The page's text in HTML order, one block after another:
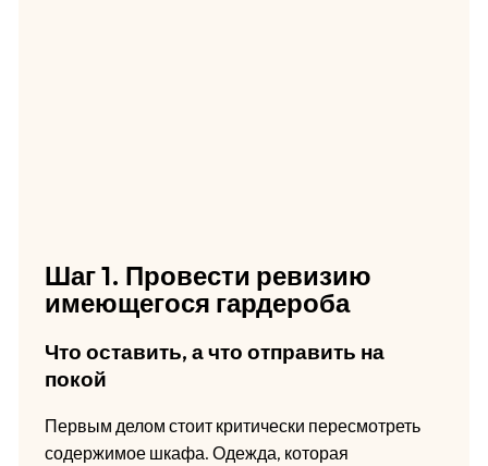
Шаг 1. Провести ревизию
имеющегося гардероба
Что оставить, а что отправить на
покой
Первым делом стоит критически пересмотреть
содержимое шкафа. Одежда, которая